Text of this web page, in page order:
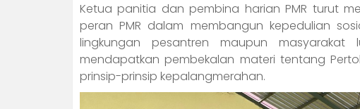
Ketua panitia dan pembina harian PMR turut
peran PMR dalam membangun kepedulian
lingkungan pesantren maupun masyarakat
mendapatkan pembekalan materi tentang
prinsip-prinsip kepalangmerahan.